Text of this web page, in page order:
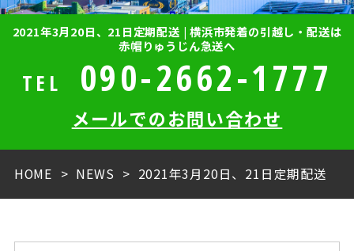
2021年3月20日、21日定期配送 | 横浜市発着の引越し・配送は
赤帽りゅうじん急送へ
TEL 090-2662-1777
メールでのお問い合わせ
HOME NEWS 2021年3月20日、21日定期配送